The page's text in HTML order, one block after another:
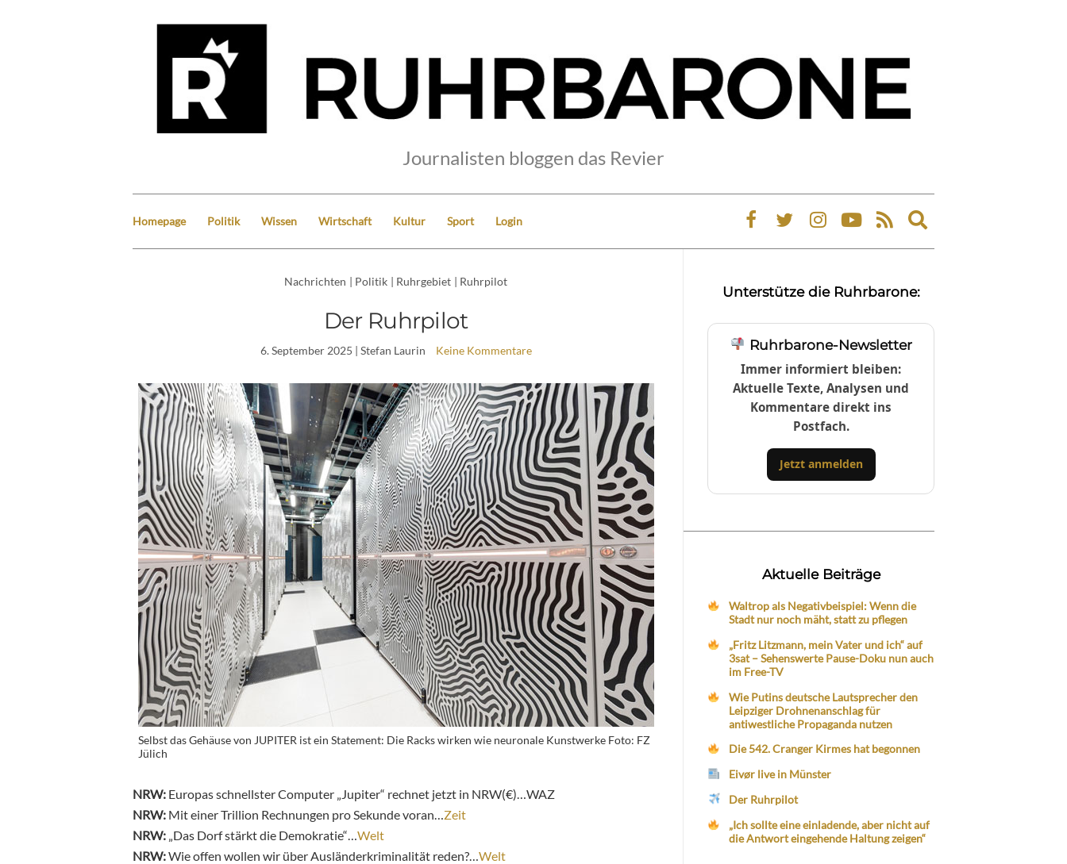
Journalisten bloggen das Revier
Homepage Politik Wissen Wirtschaft Kultur Sport Login
Expand
search
Nachrichten | Politik | Ruhrgebiet | Ruhrpilot
Der Ruhrpilot
6. September 2025 | Stefan Laurin Keine Kommentare
Selbst das Gehäuse von JUPITER ist ein Statement: Die Racks wirken wie neuronale Kunstwerke Foto: FZ
Jülich
NRW: Europas schnellster Computer „Jupiter“ rechnet jetzt in NRW(€)…WAZ
NRW: Mit einer Trillion Rechnungen pro Sekunde voran… Zeit
NRW: „Das Dorf stärkt die Demokratie“… Welt
NRW:Wie offen wollen wir über Ausländerkriminalität reden?… Welt
Unterstütze die Ruhrbarone:
Ruhrbarone-Newsletter
Immer informiert bleiben:
Aktuelle Texte, Analysen und
Kommentare direkt ins
Postfach.
Jetzt anmelden
Aktuelle Beiträge
Waltrop als Negativbeispiel: Wenn die
Stadt nur noch mäht, statt zu pflegen
„Fritz Litzmann, mein Vater und ich“ auf
3sat – Sehenswerte Pause-Doku nun auch
im Free-TV
Wie Putins deutsche Lautsprecher den
Leipziger Drohnenanschlag für
antiwestliche Propaganda nutzen
Die 542. Cranger Kirmes hat begonnen
Eivør live in Münster
Der Ruhrpilot
„Ich sollte eine einladende, aber nicht auf
die Antwort eingehende Haltung zeigen“